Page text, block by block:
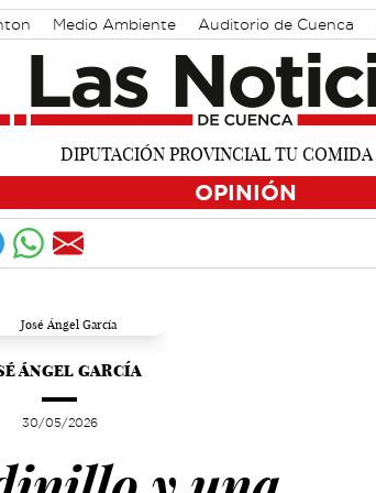
Medio Ambiente Auditorio de Cuenca
OPINIÓN
ÁNGEL GARCÍA
30/05/2026